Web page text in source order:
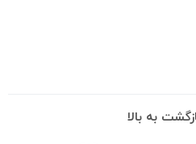
به بالا